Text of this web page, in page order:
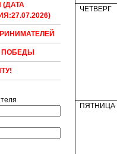
(ДАТА
ПОБЕДЫ
ЧЕТВЕРГ
ПЯТНИЦА